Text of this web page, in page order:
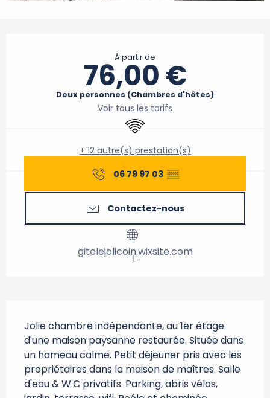
À partir de
76,00 €
Deux personnes (Chambres d'hôtes)
Voir tous les tarifs
WiFi
+ 12 autre(s) prestation(s)
06 79 97 03 ▒▒
Contactez-nous
gitelejolicoin.wixsite.com
Jolie chambre indépendante, au 1er étage
d'une maison paysanne restaurée. Située dans
un hameau calme. Petit déjeuner pris avec les
propriétaires dans la maison de maîtres. Salle
d'eau & W.C privatifs. Parking, abris vélos,